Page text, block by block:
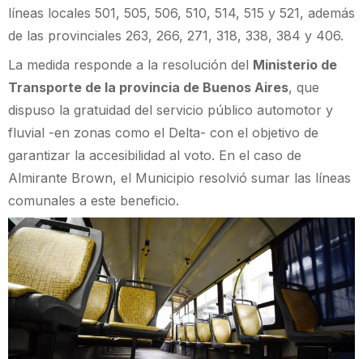
líneas locales 501, 505, 506, 510, 514, 515 y 521, además
de las provinciales 263, 266, 271, 318, 338, 384 y 406.
La medida responde a la resolución del Ministerio de
Transporte de la provincia de Buenos Aires, que
dispuso la gratuidad del servicio público automotor y
fluvial -en zonas como el Delta- con el objetivo de
garantizar la accesibilidad al voto. En el caso de
Almirante Brown, el Municipio resolvió sumar las líneas
comunales a este beneficio.